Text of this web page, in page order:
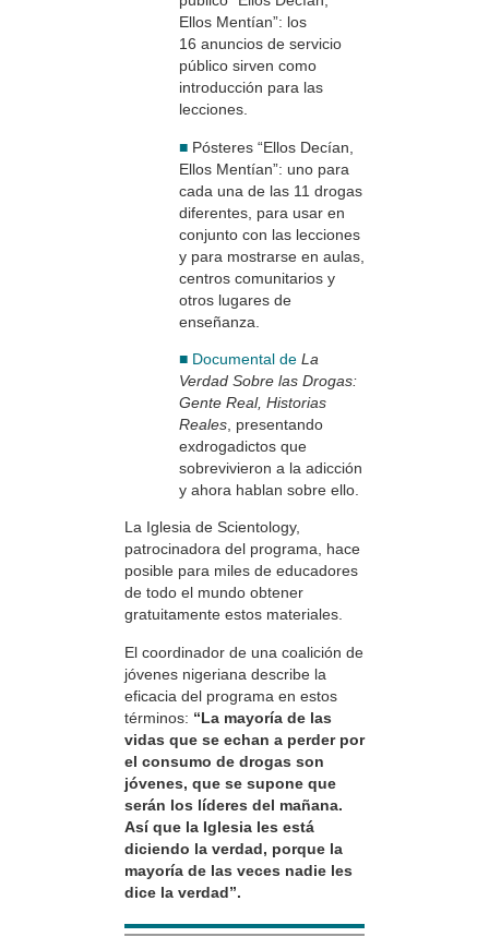
Ellos Mentían”: los
16 anuncios de servicio
público sirven como
introducción para las
lecciones.
■ Pósteres “Ellos Decían,
Ellos Mentían”: uno para
cada una de las 11 drogas
diferentes, para usar en
conjunto con las lecciones
y para mostrarse en aulas,
centros comunitarios y
otros lugares de
enseñanza.
■ Documental de La
Verdad Sobre las Drogas:
Gente Real, Historias
Reales , presentando
exdrogadictos que
sobrevivieron a la adicción
y ahora hablan sobre ello.
La Iglesia de Scientology,
patrocinadora del programa, hace
posible para miles de educadores
de todo el mundo obtener
gratuitamente estos materiales.
El coordinador de una coalición de
jóvenes nigeriana describe la
eficacia del programa en estos
términos: “La mayoría de las
vidas que se echan a perder por
el consumo de drogas son
jóvenes, que se supone que
serán los líderes del mañana.
Así que la Iglesia les está
diciendo la verdad, porque la
mayoría de las veces nadie les
dice la verdad”.